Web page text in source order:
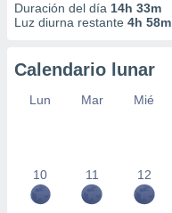
Duración del día 14h 33m
Luz diurna restante 4h 58m
Calendario lunar
Lun Mar Mié
10 11 12